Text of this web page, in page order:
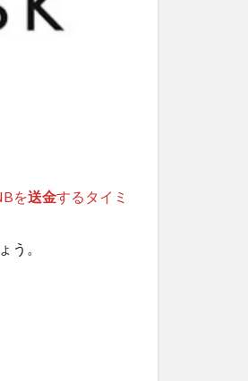
を送金するタイミ
う。